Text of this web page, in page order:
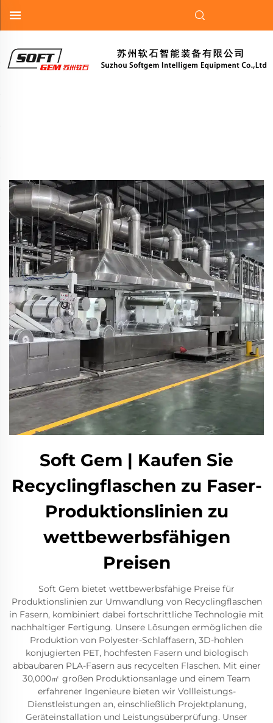
Soft Gem | Kaufen Sie
Recyclingflaschen zu Faser-
Produktionslinien zu
wettbewerbsfähigen
Preisen
Soft Gem bietet wettbewerbsfähige Preise für
Produktionslinien zur Umwandlung von Recyclingflaschen
in Fasern, kombiniert dabei fortschrittliche Technologie mit
nachhaltiger Fertigung. Unsere Lösungen ermöglichen die
Produktion von Polyester-Schlaffasern, 3D-hohlen
konjugierten PET, hochfesten Fasern und biologisch
abbaubaren PLA-Fasern aus recycelten Flaschen. Mit einer
30,000㎡ großen Produktionsanlage und einem Team
erfahrener Ingenieure bieten wir Vollleistungs-
Dienstleistungen an, einschließlich Projektplanung,
Geräteinstallation und Leistungsüberprüfung. Unser